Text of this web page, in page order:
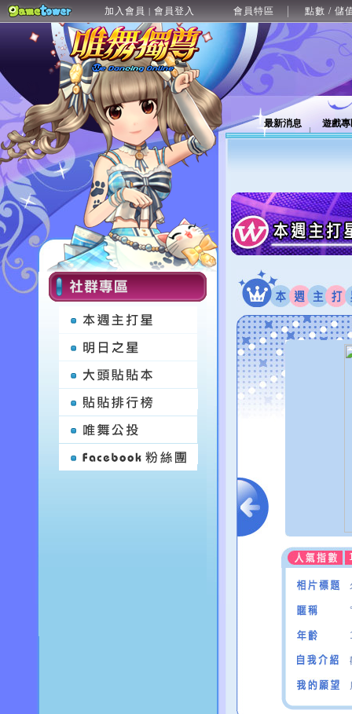
加入會員 | 會員登入 會員特區 點數 / 儲
最新消息 遊戲